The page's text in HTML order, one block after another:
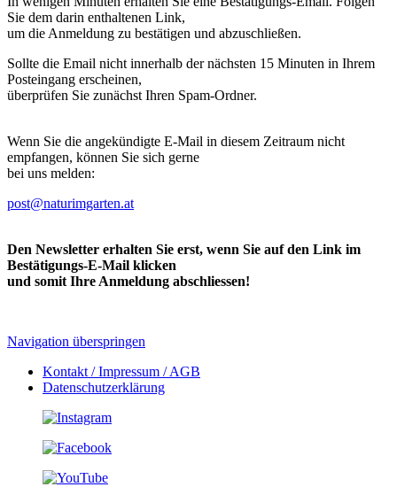
Sie dem darin enthaltenen Link,
um die Anmeldung zu bestätigen und abzuschließen.
Sollte die Email nicht innerhalb der nächsten 15 Minuten in Ihrem
Posteingang erscheinen,
überprüfen Sie zunächst Ihren Spam-Ordner.
Wenn Sie die angekündigte E-Mail in diesem Zeitraum nicht
empfangen, können Sie sich gerne
bei uns melden:
post@naturimgarten.at
Den Newsletter erhalten Sie erst, wenn Sie auf den Link im
Bestätigungs-E-Mail klicken
und somit Ihre Anmeldung abschliessen!
Navigation überspringen
Kontakt / Impressum / AGB
Datenschutzerklärung